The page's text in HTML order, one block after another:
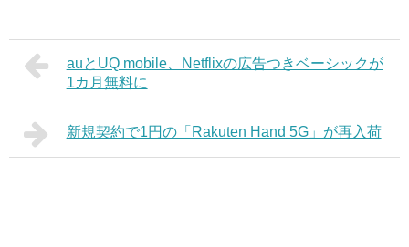
auとUQ mobile、Netflixの広告つきベーシックが
1カ月無料に
新規契約で1円の「Rakuten Hand 5G」が再入荷